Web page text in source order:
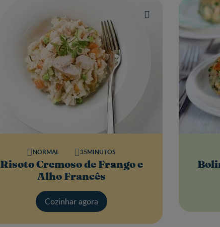
Risoto Cremoso de Frango e
Alho Francês
NORMAL 35MINUTOS
Cozinhar agora